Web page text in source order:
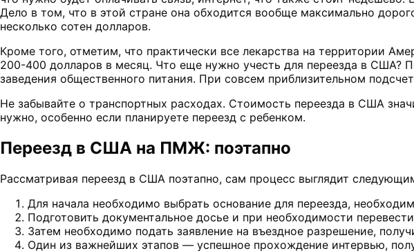
Дело в том, что в этой стране она обходится вообще максимально
несколько сотен долларов.
Кроме того, отметим, что практически все лекарства на территории
200-400 долларов в месяц. Что еще нужно учесть для переезда в США?
заведения общественного питания. При совсем приблизительном
Не забывайте о транспортных расходах. Стоимость переезда в США
нужно, особенно если планируете переезд с ребенком.
Переезд в США на ПМЖ: поэтапно
Рассматривая переезд в США поэтапно, сам процесс выглядит
Для начала необходимо выбрать основание для переезда,
Подготовить документальное досье и при необходимости
Затем необходимо подать заявление на въездное разрешение,
Один из важнейших этапов — успешное прохождение интервью,